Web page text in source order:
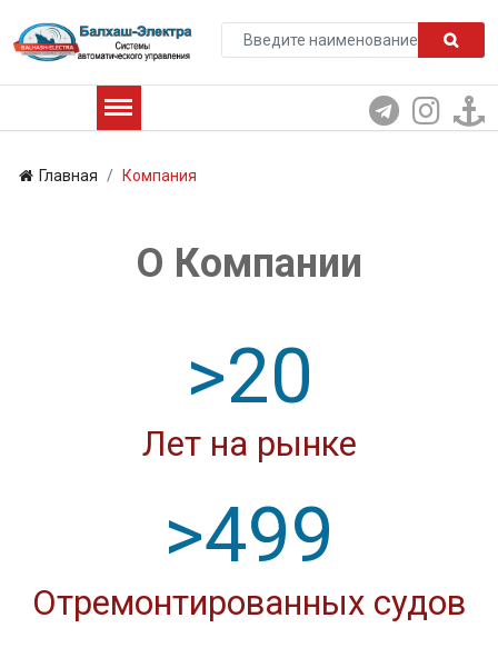
Главная Компания
О Компании
20
Лет на рынке
500
Отремонтированных судов